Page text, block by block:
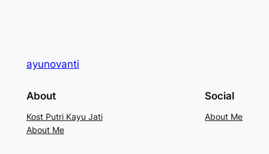
ayunovanti
About
Kost Putri Kayu Jati
About Me
Social
About Me